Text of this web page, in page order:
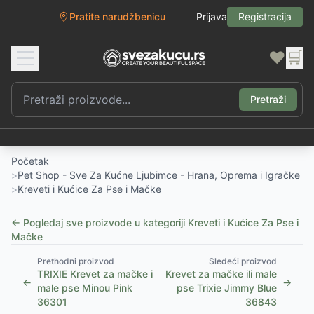
Pratite narudžbenicu Prijava Registracija
❤️ 🛒
Pretraži
Početak
>Pet Shop - Sve Za Kućne Ljubimce - Hrana, Oprema i Igračke
>Kreveti i Kućice Za Pse i Mačke
← Pogledaj sve proizvode u kategoriji Kreveti i Kućice Za Pse i
Mačke
←
Prethodni proizvod
TRIXIE Krevet za mačke i
male pse Minou Pink
36301
Sledeći proizvod
Krevet za mačke ili male
pse Trixie Jimmy Blue
36843
→